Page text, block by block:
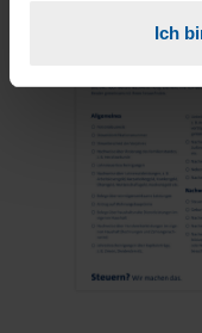
Ich